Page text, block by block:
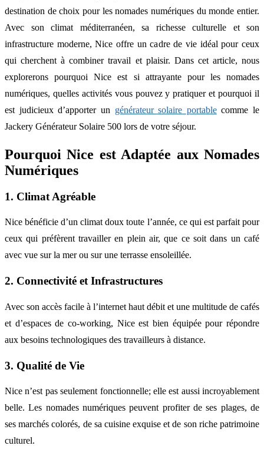
destination de choix pour les nomades numériques du monde entier.
Avec son climat méditerranéen, sa richesse culturelle et son
infrastructure moderne, Nice offre un cadre de vie idéal pour ceux
qui cherchent à combiner travail et plaisir. Dans cet article, nous
explorerons pourquoi Nice est si attrayante pour les nomades
numériques, quelles activités vous pouvez y pratiquer et pourquoi il
est judicieux d’apporter un générateur solaire portablecomme le
Jackery Générateur Solaire 500 lors de votre séjour.
Pourquoi Nice est Adaptée aux Nomades
Numériques
1. Climat Agréable
Nice bénéficie d’un climat doux toute l’année, ce qui est parfait pour
ceux qui préfèrent travailler en plein air, que ce soit dans un café
avec vue sur la mer ou sur une terrasse ensoleillée.
2. Connectivité et Infrastructures
Avec son accès facile à l’internet haut débit et une multitude de cafés
et d’espaces de co-working, Nice est bien équipée pour répondre
aux besoins technologiques des travailleurs à distance.
3. Qualité de Vie
Nice n’est pas seulement fonctionnelle; elle est aussi incroyablement
belle. Les nomades numériques peuvent profiter de ses plages, de
ses marchés colorés, de sa cuisine exquise et de son riche patrimoine
culturel.